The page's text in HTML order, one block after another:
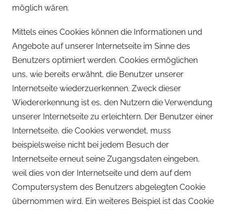
möglich wären.
Mittels eines Cookies können die Informationen und
Angebote auf unserer Internetseite im Sinne des
Benutzers optimiert werden. Cookies ermöglichen
uns, wie bereits erwähnt, die Benutzer unserer
Internetseite wiederzuerkennen. Zweck dieser
Wiedererkennung ist es, den Nutzern die Verwendung
unserer Internetseite zu erleichtern. Der Benutzer einer
Internetseite, die Cookies verwendet, muss
beispielsweise nicht bei jedem Besuch der
Internetseite erneut seine Zugangsdaten eingeben,
weil dies von der Internetseite und dem auf dem
Computersystem des Benutzers abgelegten Cookie
übernommen wird. Ein weiteres Beispiel ist das Cookie